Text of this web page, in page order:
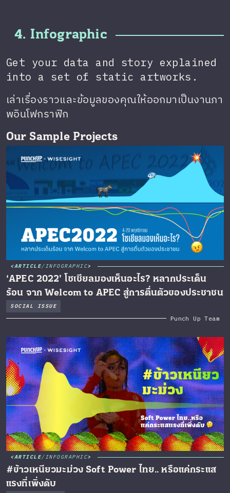
4. Infographic
Get your data and story explained
into a set of static artworks.
เล่าเรื่องราวและข้อมูลของคุณให้ออกมาเป็นงานภา
พอินโฟกราฟิก
Our Sample Projects
ARTICLE/INFOGRAPHIC
‘APEC 2022’ โซเชียลมองเห็นอะไร? หลากประเด็น
ร้อน จาก Welcom to APEC สู่การตื่นตัวของประชาชน
SOCIAL ISSUE
Punch Up Team
ARTICLE/INFOGRAPHIC
#ข้าวเหนียวมะม่วง Soft Power ไทย.. หรือแค่กระแส
แรงที่เพิ่งดับ